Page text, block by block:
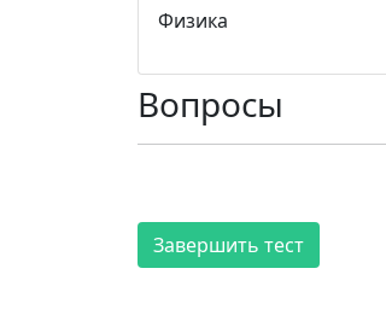
Физика
Вопросы
Завершить тест